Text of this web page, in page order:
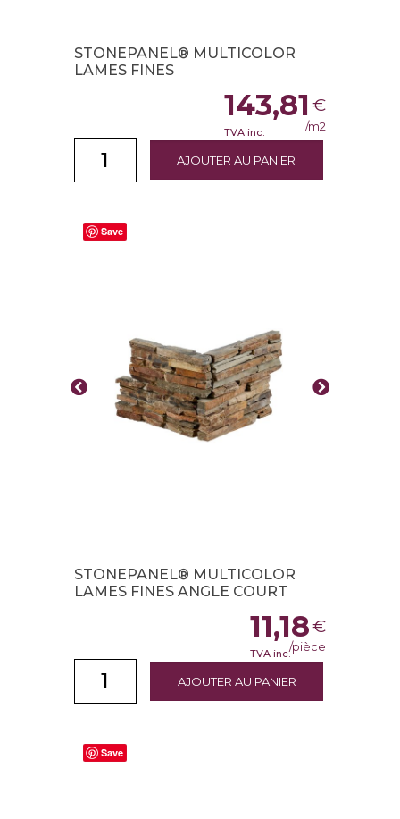
STONEPANEL® MULTICOLOR
LAMES FINES
AJOUTER AU PANIER
143,81 €
TVA inc. /m2
Save
STONEPANEL® MULTICOLOR
LAMES FINES ANGLE COURT
AJOUTER AU PANIER
11,18€
TVA inc./pièce
Save